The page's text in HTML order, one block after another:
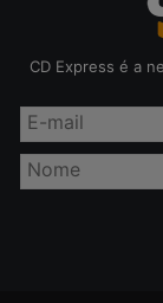
CD Express é a